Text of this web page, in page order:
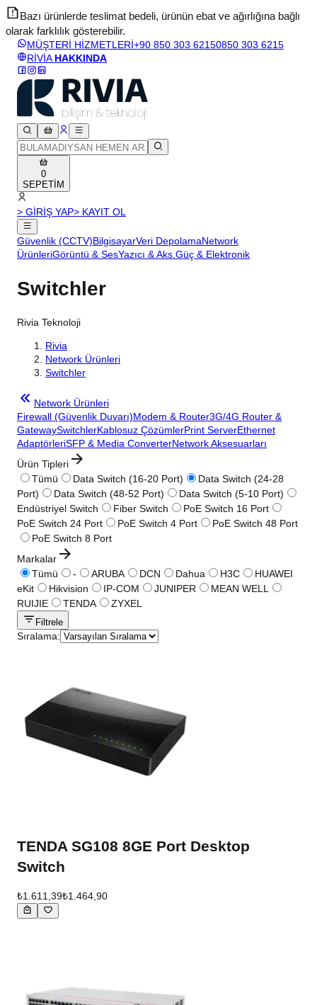
Bazı ürünlerde teslimat bedeli, ürünün ebat ve ağırlığına bağlı
olarak farklılık gösterebilir.
MÜŞTERİ HİZMETLERİ+90 850 303 62150850 303 6215
RİVİA HAKKINDA
0
SEPETİM
> GİRİŞ YAP> KAYIT OL
Güvenlik (CCTV)BilgisayarVeri DepolamaNetwork
ÜrünleriGörüntü & SesYazıcı & Aks.Güç & Elektronik
Switchler
Rivia Teknoloji
Rivia
Network Ürünleri
Switchler
Network Ürünleri
Firewall (Güvenlik Duvarı)Modem & Router3G/4G Router &
GatewaySwitchlerKablosuz ÇözümlerPrint ServerEthernet
AdaptörleriSFP & Media ConverterNetwork Aksesuarları
Ürün Tipleri
Tümü
Data Switch (16-20 Port)
Data Switch (24-28
Port)
Data Switch (48-52 Port)
Data Switch (5-10 Port)
Endüstriyel Switch
Fiber Switch
PoE Switch 16 Port
PoE Switch 24 Port
PoE Switch 4 Port
PoE Switch 48 Port
PoE Switch 8 Port
Markalar
Tümü
- ARUBA DCN Dahua H3C
HUAWEI
eKit
Hikvision IP-COM JUNIPER
MEAN WELL
RUIJIE
TENDA ZYXEL
Filtrele
Sıralama:
TENDA SG108 8GE Port Desktop
Switch
₺1.611,39₺1.464,90